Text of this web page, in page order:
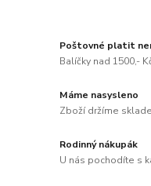
Poštovné platit
Balíčky nad 1500,-
Máme nasysleno
Zboží držíme
Rodinný nákupák
U nás pochodíte s